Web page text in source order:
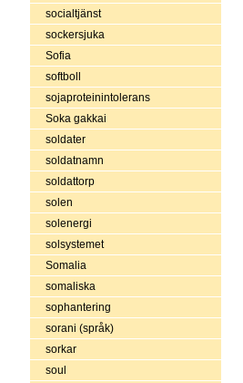
socialtjänst
sockersjuka
Sofia
softboll
sojaproteinintolerans
Soka gakkai
soldater
soldatnamn
soldattorp
solen
solenergi
solsystemet
Somalia
somaliska
sophantering
sorani (språk)
sorkar
soul